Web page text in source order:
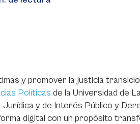
y promover la justicia
Políticas de la Universidad de
y de Interés Público y
digital con un propósito